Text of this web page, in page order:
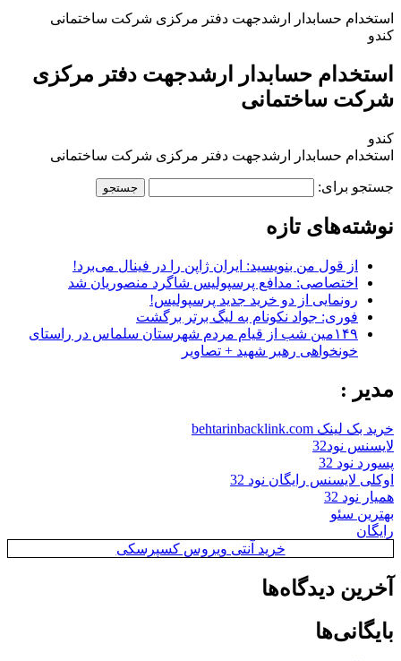
استخدام حسابدار ارشدجهت دفتر مرکزی شرکت ساختمانی
کندو
استخدام حسابدار ارشدجهت دفتر مرکزی
شرکت ساختمانی
کندو
استخدام حسابدار ارشدجهت دفتر مرکزی شرکت ساختمانی
جستجو برای:
نوشته‌های تازه
از قول من بنویسید: ایران ژاپن را در فینال می‌برد!
اختصاصی: مدافع پرسپولیس شاگرد منصوریان شد
رونمایی از دو خرید جدید پرسپولیس!
فوری: جواد نکونام به لیگ برتر برگشت
۱۴۹مین شب از قیام مردم شهرستان سلماس در راستای
خونخواهی رهبر شهید + تصاویر
مدیر :
خرید بک لینک behtarinbacklink.com
لایسنس نود32
پسورد نود 32
اوکلی لایسنس رایگان نود 32
همیار نود 32
بهترین سئو
رایگان
خرید آنتی ویروس کسپرسکی
آخرین دیدگاه‌ها
بایگانی‌ها